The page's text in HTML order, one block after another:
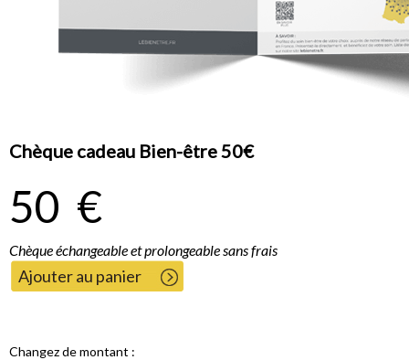
Chèque cadeau Bien-être 50€
50 €
Chèque échangeable et prolongeable sans frais
Ajouter au panier
Changez de montant :